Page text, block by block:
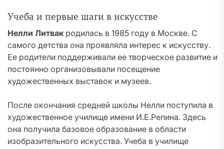
Учеба и первые шаги в искусстве
Нелли Литвак родилась в 1985 году в Москве. С
самого детства она проявляла интерес к искусству.
Ее родители поддерживали ее творческое развитие и
постоянно организовывали посещение
художественных выставок и музеев.
После окончания средней школы Нелли поступила в
художественное училище имени И.Е.Репина. Здесь
она получила базовое образование в области
изобразительного искусства. Учеба в училище